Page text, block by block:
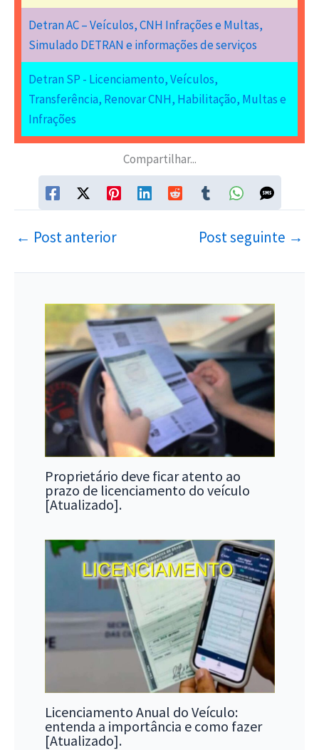
Detran AC – Veículos, CNH Infrações e Multas,
Simulado DETRAN e informações de serviços
Detran SP - Licenciamento, Veículos,
Transferência, Renovar CNH, Habilitação, Multas e
Infrações
Compartilhar...
← Post anterior Post seguinte →
Proprietário deve ficar atento ao
prazo de licenciamento do veículo
[Atualizado].
Licenciamento Anual do Veículo:
entenda a importância e como fazer
[Atualizado].